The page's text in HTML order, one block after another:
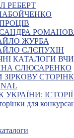
РЕБЕРТ
ЖУРБА
СЛЄПУХІН
КАТАЛОГИ
СЛЮСАРЕНКО
УКРАЇНИ:
для